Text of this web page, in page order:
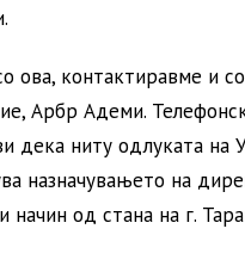
ова, контактиравме и
Арбр Адеми.
дека ниту одлуката на
назначувањето на
начин од стана на г.